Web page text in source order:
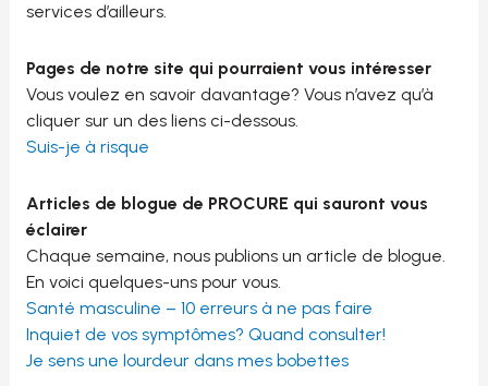
services d’ailleurs.
Pages de notre site qui pourraient vous intéresser
Vous voulez en savoir davantage? Vous n’avez qu’à
cliquer sur un des liens ci-dessous.
Suis-je à risque
Articles de blogue de PROCURE qui sauront vous
éclairer
Chaque semaine, nous publions un article de blogue.
En voici quelques-uns pour vous.
Santé masculine – 10 erreurs à ne pas faire
Inquiet de vos symptômes? Quand consulter!
Je sens une lourdeur dans mes bobettes